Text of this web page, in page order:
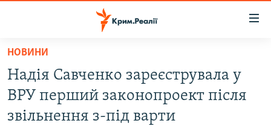
Перейти
основного
матеріалу
Перейти
до
ВОДА.КРИМ
ВІДЕО ТА ФОТО
НОВИНИ
Надія Савченко зареєструвала у
ВРУ перший законопроект після
звільнення з-під варти